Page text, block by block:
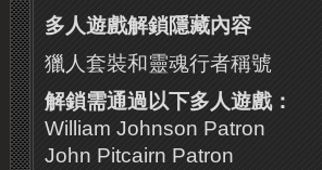
多人遊戲解鎖隱藏內容
獵人套裝和靈魂行者稱號
解鎖需通過以下多人遊戲：
William Johnson Patron
John Pitcairn Patron